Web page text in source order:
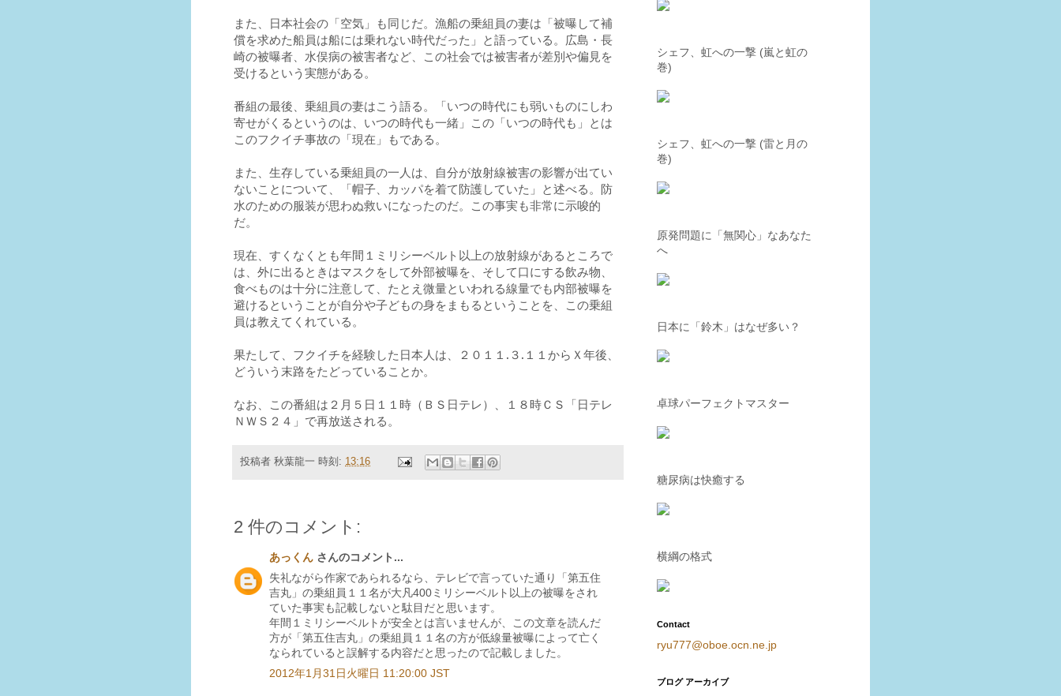
また、日本社会の「空気」も同じだ。漁船の乗組員の妻は「被曝して補
償を求めた船員は船には乗れない時代だった」と語っている。広島・長
崎の被曝者、水俣病の被害者など、この社会では被害者が差別や偏見を
受けるという実態がある。
番組の最後、乗組員の妻はこう語る。「いつの時代にも弱いものにしわ
寄せがくるというのは、いつの時代も一緒」この「いつの時代も」とは
このフクイチ事故の「現在」もである。
また、生存している乗組員の一人は、自分が放射線被害の影響が出てい
ないことについて、「帽子、カッパを着て防護していた」と述べる。防
水のための服装が思わぬ救いになったのだ。この事実も非常に示唆的
だ。
現在、すくなくとも年間１ミリシーベルト以上の放射線があるところで
は、外に出るときはマスクをして外部被曝を、そして口にする飲み物、
食べものは十分に注意して、たとえ微量といわれる線量でも内部被曝を
避けるということが自分や子どもの身をまもるということを、この乗組
員は教えてくれている。
果たして、フクイチを経験した日本人は、
２０１１.３.１１からＸ年後、
どういう末路をたどっていることか。
なお、この番組は２月 ５ 日 １１ 時（ＢＳ日テレ）、 １８時ＣＳ「日テレ
ＮＷＳ ２４ 」で再放送される。
投稿者 秋葉龍一 時刻: 13:16
2 件のコメント:
あっくん さんのコメント...
失礼ながら作家であられるなら、テレビで言っていた通り「第五住
吉丸」の乗組員１１名が大凡400ミリシーベルト以上の被曝をされ
ていた事実も記載しないと駄目だと思います。
年間１ミリシーベルトが安全とは言いませんが、この文章を読んだ
方が「第五住吉丸」の乗組員１１名の方が低線量被曝によって亡く
なられていると誤解する内容だと思ったので記載しました。
2012年1月31日火曜日 11:20:00 JST
シェフ、虹への一撃 (嵐と虹の
巻)
シェフ、虹への一撃 (雷と月の
巻)
原発問題に「無関心」なあなた
へ
日本に「鈴木」はなぜ多い？
卓球パーフェクトマスター
糖尿病は快癒する
横綱の格式
Contact
ryu777@oboe.ocn.ne.jp
ブログ アーカイブ